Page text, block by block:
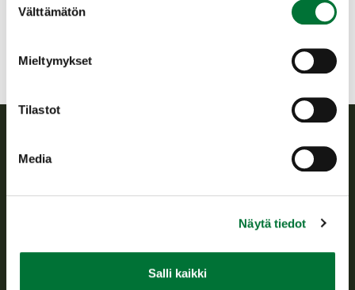
valinta
Välttämätön
Mieltymykset
Tilastot
Media
Näytä tiedot
Salli kaikki
varten. Suomen riistakeskus toivoo, että metsästäjät
kirjaavat hirvihavainnot sekä ilman hirvihavaintoa päättyneet
Myönnetyt hirvenpyyntiluvat vuosina 2023-2024_Lappi
Suomen riistakeskus
Suomen riistakeskus edistää kestävää riistataloutta, tukee
toimeenpanosta sekä vastaa sille säädetyistä julkisista